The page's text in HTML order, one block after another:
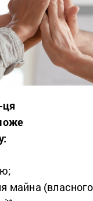
ця
майна (власного